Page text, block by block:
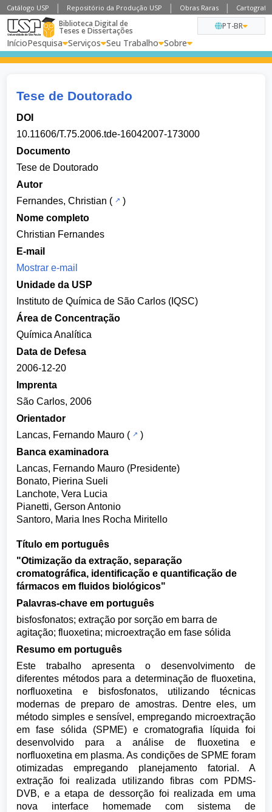
Catálogo USP Repositório da Produção USP Obras Raras
Biblioteca Digital de
Teses e Dissertações
InícioPesquisa Serviços Seu Trabalho Sobre
PT-BR
Tese de Doutorado
DOI
10.11606/T.75.2006.tde-16042007-173000
Documento
Tese de Doutorado
Autor
Fernandes, Christian (
)
Nome completo
Christian Fernandes
E-mail
Mostrar e-mail
Unidade da USP
Instituto de Química de São Carlos (IQSC)
Área de Concentração
Química Analítica
Data de Defesa
2006-12-20
Imprenta
São Carlos, 2006
Orientador
Lancas, Fernando Mauro (
)
Banca examinadora
Lancas, Fernando Mauro (Presidente)
Bonato, Pierina Sueli
Lanchote, Vera Lucia
Pianetti, Gerson Antonio
Santoro, Maria Ines Rocha Miritello
Título em português
"Otimização da extração, separação
cromatográfica, identificação e quantificação de
fármacos em fluidos biológicos"
Palavras-chave em português
bisfosfonatos; extração por sorção em barra de
agitação; fluoxetina; microextração em fase sólida
Resumo em português
Este trabalho apresenta o desenvolvimento de
diferentes métodos para a determinação de fluoxetina,
norfluoxetina e bisfosfonatos, utilizando técnicas
modernas de preparo de amostras. Dentre eles, um
método simples e sensível, empregando microextração
em fase sólida (SPME) e cromatografia líquida foi
desenvolvido para a análise de fluoxetina e
norfluoxetina em plasma. As condições de SPME foram
otimizadas empregando planejamento fatorial. A
extração foi realizada utilizando fibras com PDMS-
DVB, e a etapa de dessorção foi realizada em uma
nova interface homemade com sistema de